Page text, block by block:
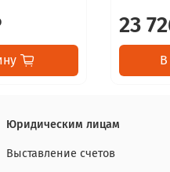
23
В
Юридическим лицам
Выставление счетов